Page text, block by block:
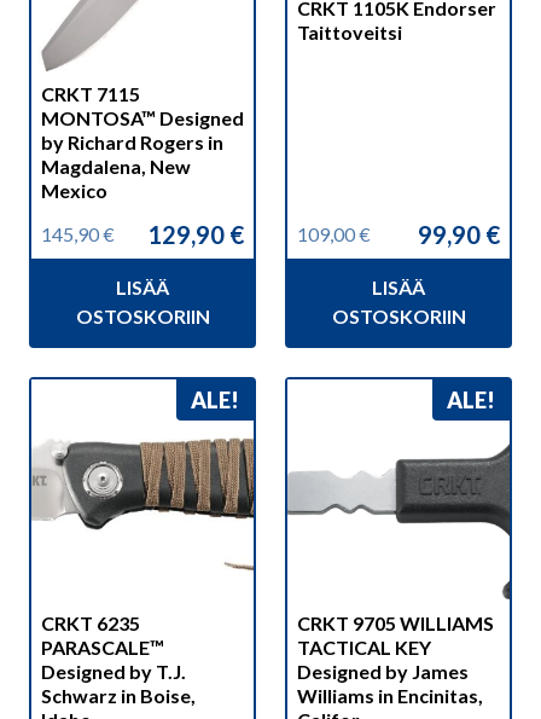
CRKT 7115
MONTOSA™ Designed
by Richard Rogers in
Magdalena, New
Mexico
145,90€
Alkuperäinen
145,90 €.
129,90 €
Nykyinen
129,90 €.
LISÄÄ
OSTOSKORIIN
CRKT 1105K Endorser
Taittoveitsi
109,00€
Alkuperäinen
109,00 €.
99,90 €
Nykyinen
99,90 €.
LISÄÄ
OSTOSKORIIN
ALE!
CRKT 6235
PARASCALE™
Designed by T.J.
Schwarz in Boise,
ALE!
CRKT 9705 WILLIAMS
TACTICAL KEY
Designed by James
Williams in Encinitas,